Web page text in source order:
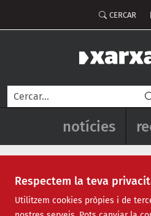
Respectem la teva
Utilitzem cookies pròpies i de
Menú
CERCAR
Cerca
Navegació
notícies
Recursos